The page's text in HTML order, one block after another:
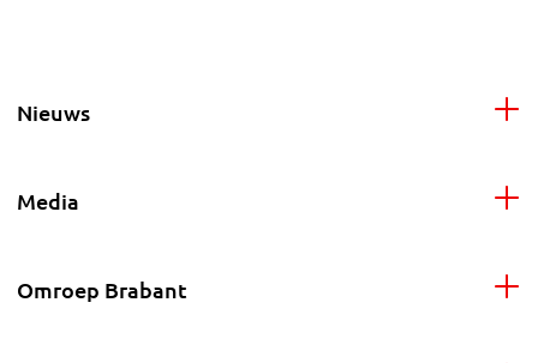
Nieuws
Media
Omroep Brabant